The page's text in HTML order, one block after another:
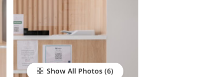
Show All Photos